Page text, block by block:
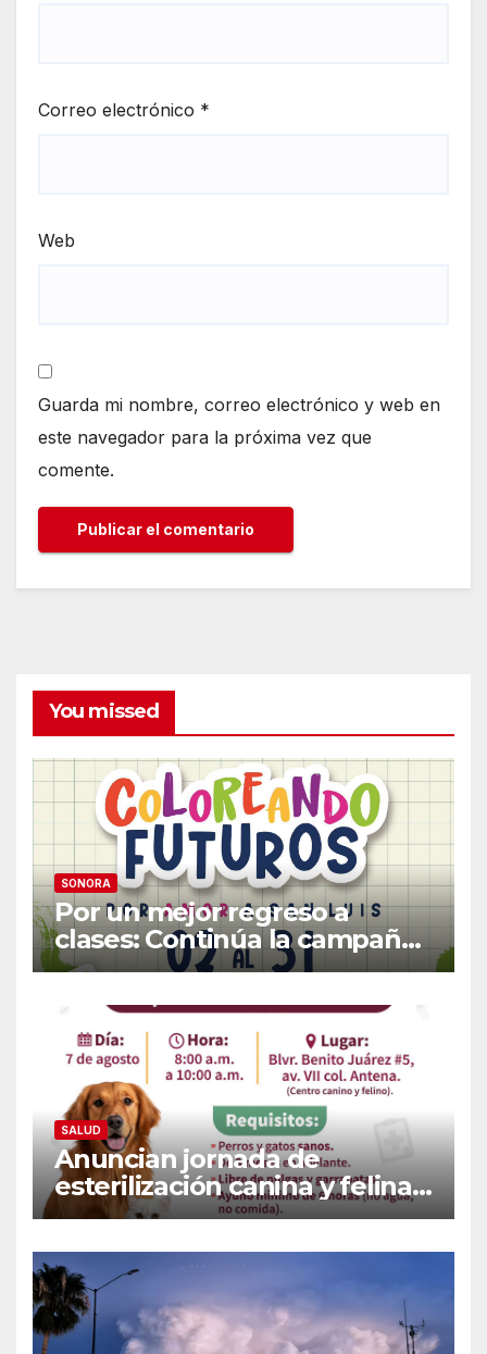
Correo electrónico *
Web
Guarda mi nombre, correo electrónico y web en
este navegador para la próxima vez que
comente.
You missed
SONORA
Por un mejor regreso a
clases: Continúa la campaña
de recolección de útiles
SALUD
Anuncian jornada de
esterilización canina y felina
en Guaymas este 7 de
y sede